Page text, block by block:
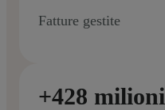
Fatture gestite
+428 milioni